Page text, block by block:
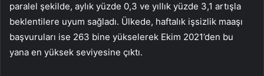
paralel şekilde, aylık yüzde 0,3 ve yıllık yüzde 3,1 artışla
beklentilere uyum sağladı. Ülkede, haftalık işsizlik maaşı
başvuruları ise 263 bine yükselerek Ekim 2021’den bu
yana en yüksek seviyesine çıktı.